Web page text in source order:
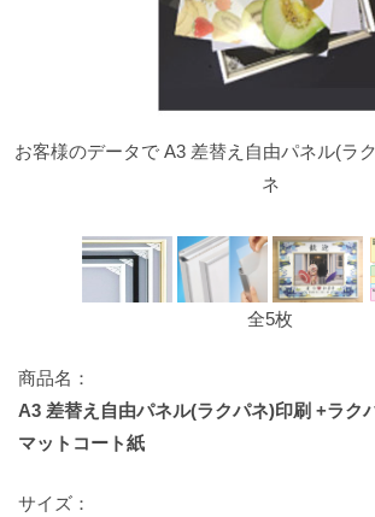
お客様のデータで A3 差替え自由パネル(ラ
ネ
全5枚
商品名：
A3 差替え自由パネル(ラクパネ)印刷 +ラク
マットコート紙
サイズ：